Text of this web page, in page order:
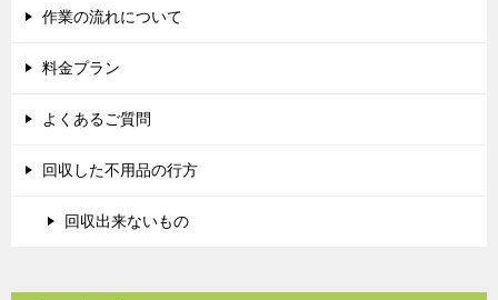
作業の流れについて
料金プラン
よくあるご質問
回収した不用品の行方
回収出来ないもの